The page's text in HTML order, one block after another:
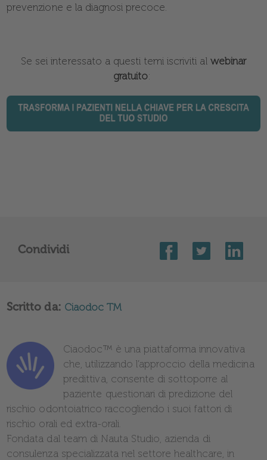
prevenzione e la diagnosi precoce.
Se sei interessato a questi temi iscriviti al webinar
gratuito:
Condividi
Scritto da: Ciaodoc TM
Ciaodoc™️ è una piattaforma innovativa
che, utilizzando l’approccio della medicina
predittiva, consente di sottoporre al
paziente questionari di predizione del
rischio odontoiatrico raccogliendo i suoi fattori di
rischio orali ed extra-orali.
Fondata dal team di Nauta Studio, azienda di
consulenza specializzata nel settore healthcare, in